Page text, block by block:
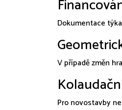
Dokumentace
V případě změn
Pro novostavby